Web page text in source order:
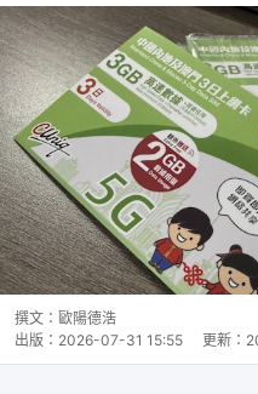
撰文： 歐陽德浩
出版： 2026-07-31 15:55 更新：